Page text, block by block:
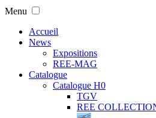
Menu
Accueil
News
Expositions
REE-MAG
Catalogue
Catalogue H0
TGV
REE